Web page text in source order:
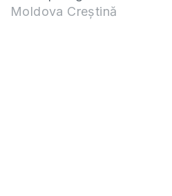
recunoscut de
Moldova Creștină